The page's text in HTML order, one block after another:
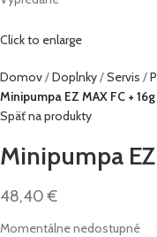
Click to enlarge
Domov Doplnky Servis
Minipumpa EZ MAX FC +
Späť na produkty
Minipumpa EZ
48,40€
Momentálne nedostupné